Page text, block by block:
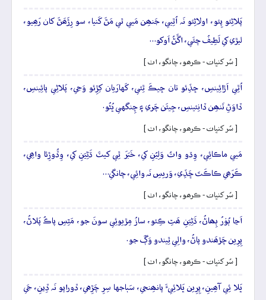
پَلاڻِئو پِئو، اولاڻِئو نَہ اُٿِيي، جَنھِن مَيي ٿي مَڻَ کَنيا، سو رِڙَھَڻَ کان رَھِيو،
ليڙي کي لَطِيفُ چئَي، اڱَڻُ اَوکو…
[ سُر کنڀات - ڪرھو، چانگو، اٺ ]
اُٿِي اَڙائِينسِ، ڇڏِئو تان ڇيڪَ ٿِئي، کَهارَيان کِڙِئو وَڃي، پَلاڻِي پائِينسِ،
ڏاوَڻِ تَنھِن ڏانِئينسِ، جِيئَن چَري ۽ چِنگهي ڀُڻُو.
[ سُر کنڀات - ڪرھو، چانگو، اٺ ]
مَيي ماڪائِي، وِڌو واتُ وَلِيُنِ کي، خَبَرَ ٿِي کيٽَ ڌَڻِيَنِ کي، وِڏُوڙِئا واھِي،
ڪَرَھي ڪاڪَتَ ڇَڏِي، وَريسِ نَہ وائِي، چانگي…
[ سُر کنڀات - ڪرھو، چانگو، اٺ ]
اَڃا ٻُوۡرُ ٻِھاڻُ، ڌَڻِيَنِ ھَٿِ ڪِئو، سازُ مِڙيوئِي سونَ جو، مَٿِسِ پاڪُ پَلاڻُ،
پِرِين چَڙھَندو پاڻُ، والِي ٿِيندو وَڳَ جو.
[ سُر کنڀات - ڪرھو، چانگو، اٺ ]
ڀَلا ئِي آھِينِ، پِرِين ڀَلائِيءَ پانھِنجي، سَٻاجها سِرِ چَڙِهي، ڏوراپو نَہ ڏِينِ، جَي